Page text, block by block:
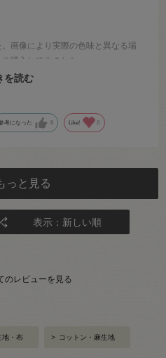
画像により実際の色味と異なる場
購入してみました。
を読む
考になった 0 Like! 0
っと見る
表示：新しい順
のレビューを見る
地・布 > コットン・麻生地